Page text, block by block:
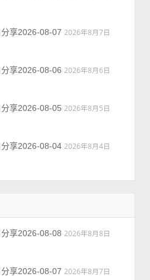
享2026-08-07 2026年8月7日
享2026-08-06 2026年8月6日
享2026-08-05 2026年8月5日
享2026-08-04 2026年8月4日
享2026-08-08 2026年8月8日
享2026-08-07 2026年8月7日